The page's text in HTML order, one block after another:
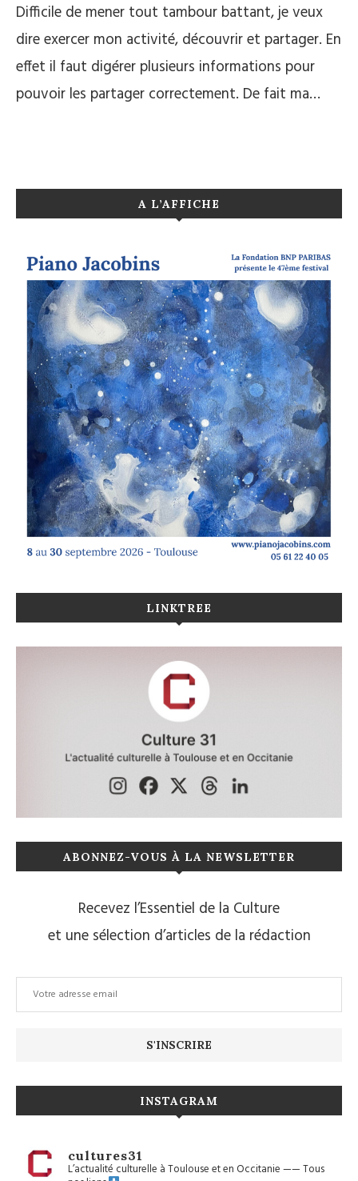
Difficile de mener tout tambour battant, je veux
dire exercer mon activité, découvrir et partager. En
effet il faut digérer plusieurs informations pour
pouvoir les partager correctement. De fait ma…
A L’AFFICHE
LINKTREE
ABONNEZ-VOUS À LA NEWSLETTER
Recevez l’Essentiel de la Culture
et une sélection d’articles de la rédaction
INSTAGRAM
cultures31
L’actualité culturelle à Toulouse et en Occitanie——Tous